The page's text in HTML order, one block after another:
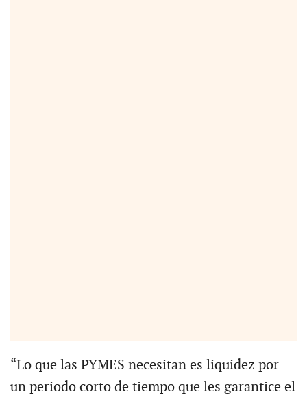
“Lo que las PYMES necesitan es liquidez por
un periodo corto de tiempo que les garantice el